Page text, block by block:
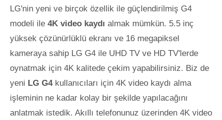
LG'nin yeni ve birçok özellik ile güçlendirilmiş G4
modeli ile 4K video kaydı almak mümkün. 5.5 inç
yüksek çözünürlüklü ekranı ve 16 megapiksel
kameraya sahip LG G4 ile UHD TV ve HD TV'lerde
oynatmak için 4K kalitede çekim yapabilirsiniz. Biz de
yeni LG G4kullanıcıları için 4K video kaydı alma
işleminin ne kadar kolay bir şekilde yapılacağını
anlatmak istedik. Akıllı telefonunuz üzerinden 4K video